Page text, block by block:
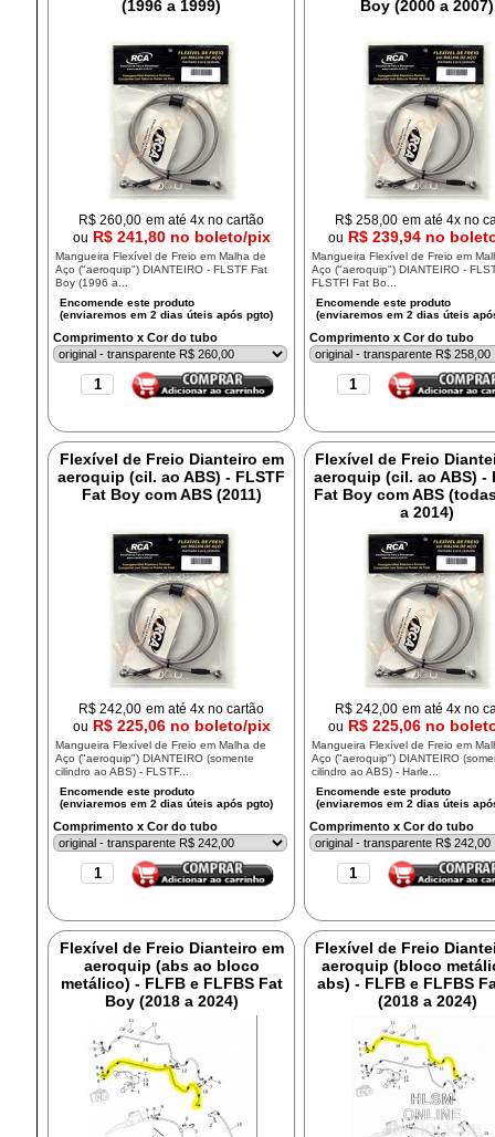
(1996 a 1999)
R$260,00 em até 4x no cartão
ou R$ 241,80 no boleto/pix
Mangueira Flexível de Freio em Malha de
Aço ("aeroquip") DIANTEIRO - FLSTF Fat
Boy (1996 a...
Comprimento x Cor do tubo
Boy (2000 a 2007)
R$ 258,00 em até 4x no
ou R$ 239,94 no
Mangueira Flexível de Freio em
Aço ("aeroquip") DIANTEIRO -
FLSTFI Fat Bo...
Comprimento x Cor do tubo
Flexível de Freio Dianteiro em
aeroquip (cil. ao ABS) - FLSTF
Fat Boy com ABS (2011)
R$242,00 em até 4x no cartão
ou R$ 225,06 no boleto/pix
Mangueira Flexível de Freio em Malha de
Aço ("aeroquip") DIANTEIRO (somente
cilindro ao ABS) - FLSTF...
Comprimento x Cor do tubo
Flexível de Freio
aeroquip (cil. ao ABS) -
Fat Boy com ABS
a 2014)
R$ 242,00 em até 4x no
ou R$ 225,06 no
Mangueira Flexível de Freio em
Aço ("aeroquip") DIANTEIRO
cilindro ao ABS) - Harle...
Comprimento x Cor do tubo
Flexível de Freio Dianteiro em
aeroquip (abs ao bloco
metálico) - FLFB e FLFBS Fat
Boy (2018 a 2024)
Flexível de Freio
aeroquip (bloco
abs) - FLFB e FLFBS
(2018 a 2024)